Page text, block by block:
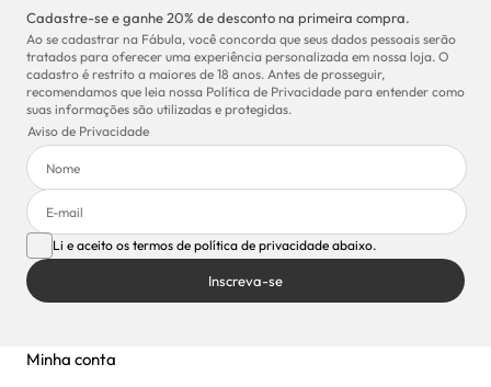
Cadastre-se e ganhe 20% de desconto na primeira compra.
Ao se cadastrar na Fábula, você concorda que seus dados pessoais serão
tratados para oferecer uma experiência personalizada em nossa loja. O
cadastro é restrito a maiores de 18 anos. Antes de prosseguir,
recomendamos que leia nossa Política de Privacidade para entender como
suas informações são utilizadas e protegidas.
Aviso de Privacidade
Li e aceito os termos de política de privacidade abaixo.
Inscreva-se
Minha conta